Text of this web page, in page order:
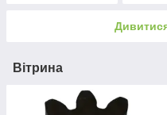
Вітрина